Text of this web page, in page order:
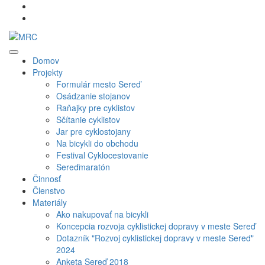
Domov
Projekty
Formulár mesto Sereď
Osádzanie stojanov
Raňajky pre cyklistov
Sčítanie cyklistov
Jar pre cyklostojany
Na bicykli do obchodu
Festival Cyklocestovanie
Sereďmaratón
Činnosť
Členstvo
Materiály
Ako nakupovať na bicykli
Koncepcia rozvoja cyklistickej dopravy v meste Sereď
Dotazník "Rozvoj cyklistickej dopravy v meste Sereď"
2024
Anketa Sereď 2018